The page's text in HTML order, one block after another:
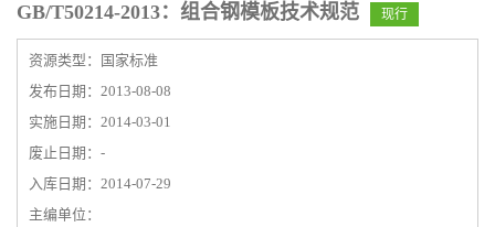
GB/T50214-2013：组合钢模板技术规范 现行
资源类型：国家标准
发布日期：2013-08-08
实施日期：2014-03-01
废止日期：-
入库日期：2014-07-29
主编单位：